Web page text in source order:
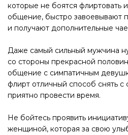
которые не боятся флиртовать
общение, быстро завоевывают
и получают дополнительные
Даже самый сильный мужчина
со стороны прекрасной
общение с симпатичным
флирт отличный способ снять
приятно провести время.
Не бойтесь проявить
женщиной, которая за свою